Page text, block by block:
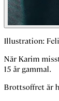
Illustration:
När Karim
15 år gammal.
Brottsoffret är